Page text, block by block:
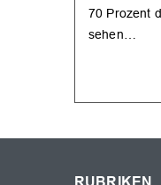
70 Prozent
sehen…